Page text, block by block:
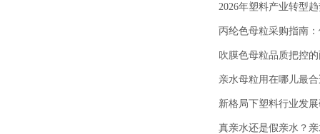
2026年塑料产业转型
丙纶色母粒采购指南
吹膜色母粒品质把控
亲水母粒用在哪儿最
新格局下塑料行业发
真亲水还是假亲水？